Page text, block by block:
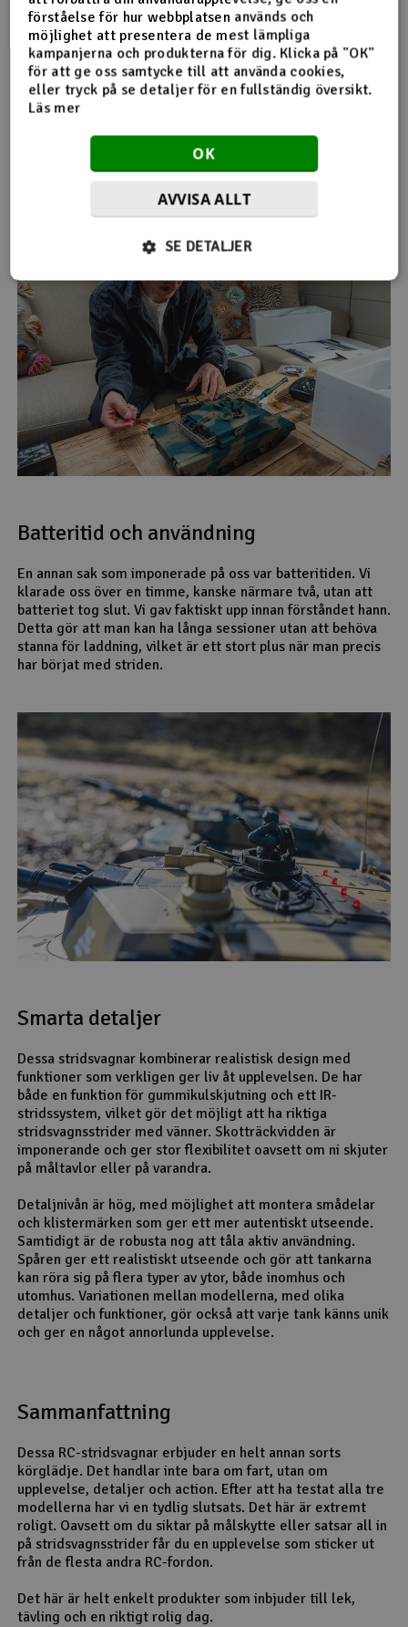
Vi satte upp ett litet krig inne i ladan och sköt mot
varandra och mot måltavlor. Det blev snabbt tydligt hur
långt dessa faktiskt skjuter. Med en angiven räckvidd på
cirka 20 till 30 meter är det mer än tillräckligt för att
skapa riktig action.
stridsvagnar. Man får en helt annan typ av lek än med
vanliga RC-fordon, och det blir snabbt tävling, strategi och
Batteritid och användning
En annan sak som imponerade på oss var batteritiden. Vi
klarade oss över en timme, kanske närmare två, utan att
batteriet tog slut. Vi gav faktiskt upp innan förståndet hann.
Detta gör att man kan ha långa sessioner utan att behöva
stanna för laddning, vilket är ett stort plus när man precis
har börjat med striden.
Smarta detaljer
Dessa stridsvagnar kombinerar realistisk design med
funktioner som verkligen ger liv åt upplevelsen. De har
både en funktion för gummikulskjutning och ett IR-
stridssystem, vilket gör det möjligt att ha riktiga
stridsvagnsstrider med vänner. Skotträckvidden är
imponerande och ger stor flexibilitet oavsett om ni skjuter
på måltavlor eller på varandra.
Detaljnivån är hög, med möjlighet att montera smådelar
och klistermärken som ger ett mer autentiskt utseende.
Samtidigt är de robusta nog att tåla aktiv användning.
Spåren ger ett realistiskt utseende och gör att tankarna
kan röra sig på flera typer av ytor, både inomhus och
utomhus. Variationen mellan modellerna, med olika
detaljer och funktioner, gör också att varje tank känns unik
och ger en något annorlunda upplevelse.
Sammanfattning
Dessa RC-stridsvagnar erbjuder en helt annan sorts
körglädje. Det handlar inte bara om fart, utan om
upplevelse, detaljer och action. Efter att ha testat alla tre
modellerna har vi en tydlig slutsats. Det här är extremt
roligt. Oavsett om du siktar på målskytte eller satsar all in
på stridsvagnsstrider får du en upplevelse som sticker ut
från de flesta andra RC-fordon.
Det här är helt enkelt produkter som inbjuder till lek,
tävling och en riktigt rolig dag.
förståelse för hur webbplatsen används och
möjlighet att presentera de mest lämpliga
kampanjerna och produkterna för dig. Klicka på "OK"
för att ge oss samtycke till att använda cookies,
eller tryck på se detaljer för en fullständig översikt.
Läs mer
OK
AVVISA ALLT
SE DETALJER